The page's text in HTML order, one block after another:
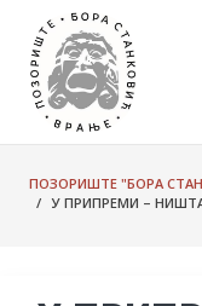
ПОЗОРИШТЕ "БОРА
/ У ПРИПРЕМИ –